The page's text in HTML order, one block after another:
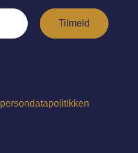
persondatapolitikken